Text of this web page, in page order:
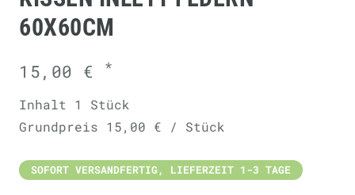
60X60CM
15,00 € *
Inhalt 1 Stück
Grundpreis 15,00 € / Stück
SOFORT VERSANDFERTIG, LIEFERZEIT 1-3 TAGE